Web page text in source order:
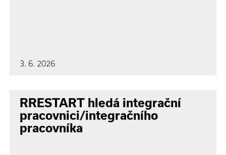
3. 6. 2026
RRESTART hledá integrační
pracovnici/integračního
pracovníka